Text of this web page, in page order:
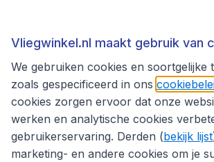
Thema's
Vliegwinkel.nl maakt gebruik van
We gebruiken cookies en soortgelijke
zoals gespecificeerd in ons
cookies zorgen ervoor dat onze
werken en analytische cookies
gebruikerservaring. Derden (bekijk lijst
marketing- en andere cookies om je